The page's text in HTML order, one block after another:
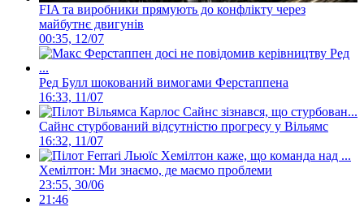
FIA та виробники прямують до конфлікту через
майбутнє двигунів
00:35, 12/07
Ред Булл шокований вимогами Ферстаппена
16:33, 11/07
Сайнс стурбований відсутністю прогресу у Вільямс
16:32, 11/07
Хемілтон: Ми знаємо, де маємо проблеми
23:55, 30/06
21:46